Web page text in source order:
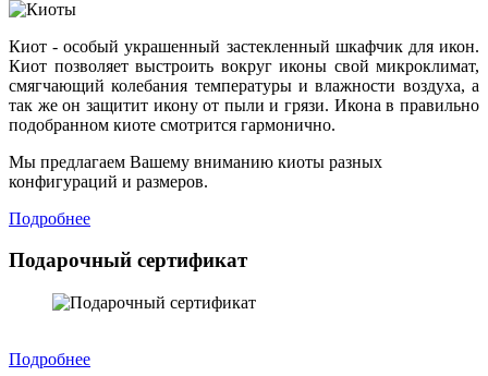
Киот - особый украшенный застекленный шкафчик для икон.
Киот позволяет выстроить вокруг иконы свой микроклимат,
смягчающий колебания температуры и влажности воздуха, а
так же он защитит икону от пыли и грязи. Икона в правильно
подобранном киоте смотрится гармонично.
Мы предлагаем Вашему вниманию киоты разных
конфигураций и размеров.
Подробнее
Подарочный сертификат
Подробнее